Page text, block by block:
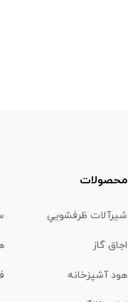
محصولات
شیرآلات ظرفشويي
اجاق گاز
هود آشپزخانه